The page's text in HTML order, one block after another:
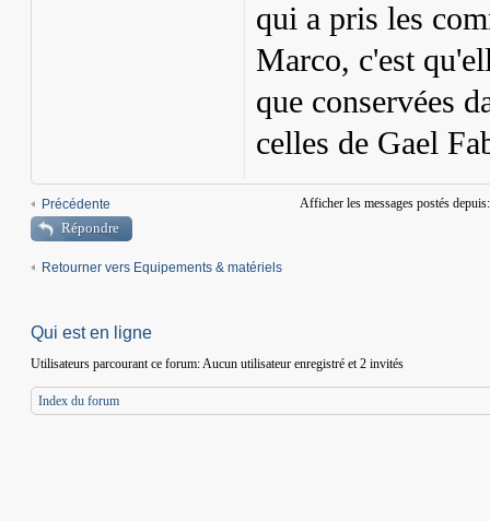
qui a pris les
Marco, c'est
que conservées
celles de Gael
Précédente Afficher les messages postés
Répondre
Retourner vers Equipements & matériels
Qui est en ligne
Utilisateurs parcourant ce forum: Aucun utilisateur enregistré et 2 invités
Index du forum